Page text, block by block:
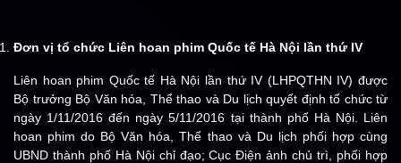
Đơn vị tổ chức Liên hoan phim Quốc tế Hà Nội lần thứ IV
Liên hoan phim Quốc tế Hà Nội lần thứ IV (LHPQTHN IV) được
Bộ trưởng Bộ Văn hóa, Thể thao và Du lịch quyết định tổ chức từ
ngày 1/11/2016 đến ngày 5/11/2016 tại thành phố Hà Nội. Liên
hoan phim do Bộ Văn hóa, Thể thao và Du lịch phối hợp cùng
UBND thành phố Hà Nội chỉ đạo; Cục Điện ảnh chủ trì, phối hợp